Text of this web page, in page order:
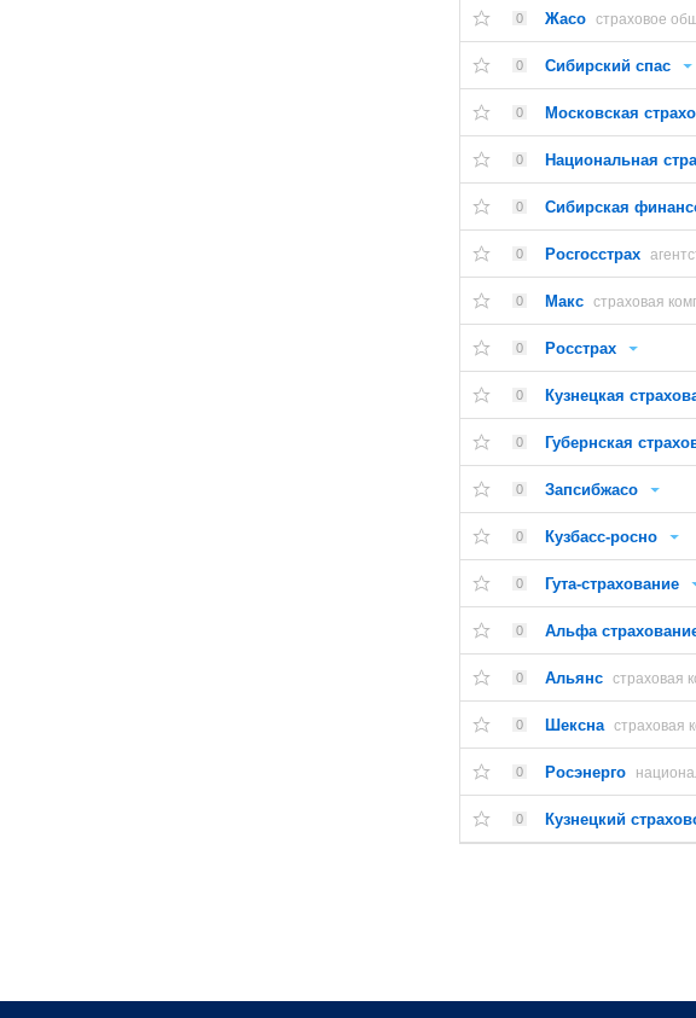
0 Жасо страховое
0 Сибирский спас
0 Московская
0 Национальная
0 Сибирская
0 Росгосстрах
0 Макс страховая
0 Росстрах
0 Кузнецкая
0 Губернская
0 Запсибжасо
0 Кузбасс-росно
0 Гута-страхование
0 Альфа
0 Альянс страховая
0 Шексна страховая
0 Росэнерго
0 Кузнецкий